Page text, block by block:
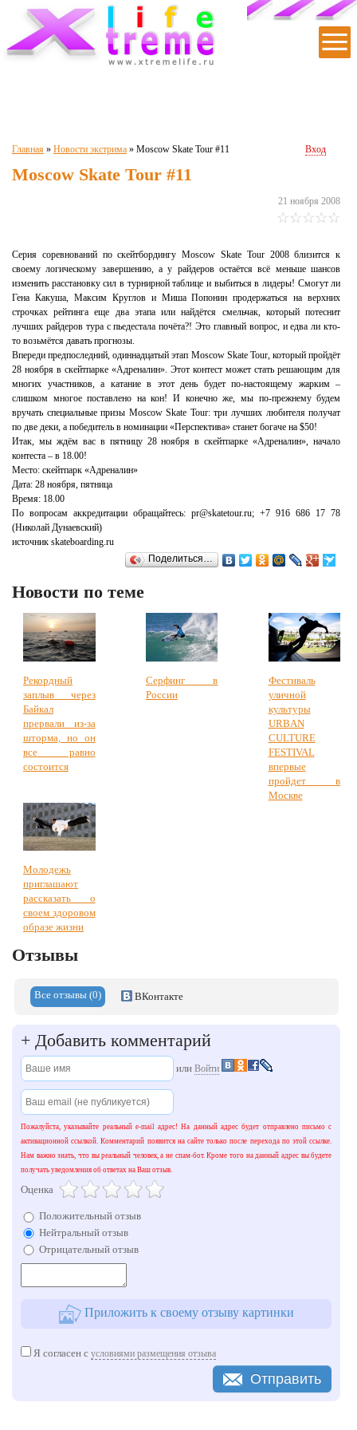
Главная » Новости экстрима » Moscow Skate Tour #11 Вход
Moscow Skate Tour #11
21 ноября 2008
Серия соревнований по скейтбордингу Moscow Skate Tour 2008 близится к
своему логическому завершению, а у райдеров остаётся всё меньше шансов
изменить расстановку сил в турнирной таблице и выбиться в лидеры! Смогут ли
Гена Какуша, Максим Круглов и Миша Попонин продержаться на верхних
строчках рейтинга еще два этапа или найдётся смельчак, который потеснит
лучших райдеров тура с пьедестала почёта?! Это главный вопрос, и едва ли кто-
то возьмётся давать прогнозы.
Впереди предпоследний, одиннадцатый этап Moscow Skate Tour, который пройдёт
28 ноября в скейтпарке «Адреналин». Этот контест может стать решающим для
многих участников, а катание в этот день будет по-настоящему жарким –
слишком многое поставлено на кон! И конечно же, мы по-прежнему будем
вручать специальные призы Moscow Skate Tour: три лучших любителя получат
по две деки, а победитель в номинации «Перспектива» станет богаче на $50!
Итак, мы ждём вас в пятницу 28 ноября в скейтпарке «Адреналин», начало
контеста – в 18.00!
Место: скейтпарк «Адреналин»
Дата: 28 ноября, пятница
Время: 18.00
По вопросам аккредитации обращайтесь: pr@skatetour.ru; +7 916 686 17 78
(Николай Дунаевский)
источник skateboarding.ru
Поделиться…
Новости по теме
Рекордный
заплыв через
Байкал
прервали из-за
шторма, но он
все равно
состоится
Серфинг в
России
Фестиваль
уличной
культуры
URBAN
CULTURE
FESTIVAL
впервые
пройдет в
Москве
Молодежь
приглашают
рассказать о
своем здоровом
образе жизни
Отзывы
Все отзывы (0) ВКонтакте
+ Добавить комментарий
или Войти
Пожалуйста, указывайте реальный e-mail адрес! На данный адрес будет отправлено письмо с
активационной ссылкой. Комментарий появится на сайте только после перехода по этой ссылке.
Нам важно знать, что вы реальный человек, а не спам-бот. Кроме того на данный адрес вы будете
получать уведомления об ответах на Ваш отзыв.
Оценка
Положительный отзыв
Нейтральный отзыв
Отрицательный отзыв
Приложить к своему отзыву картинки
Я согласен с условиями размещения отзыва
Отправить